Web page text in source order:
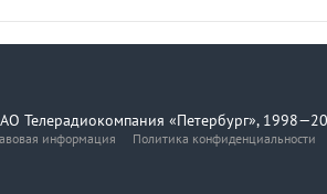
Телерадиокомпания «Петербург»,
информация Политика конфиденциальности